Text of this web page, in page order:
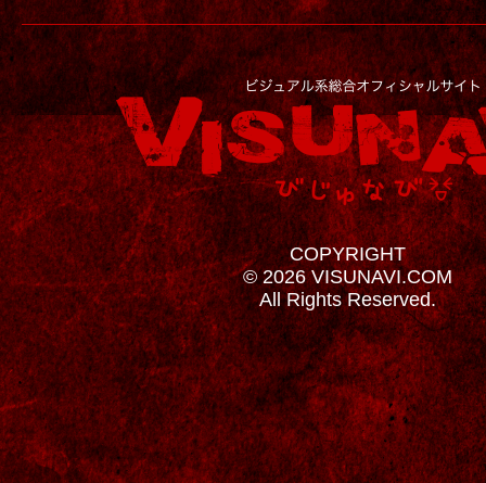
COPYRIGHT
© 2026 VISUNAVI.COM
All Rights Reserved.